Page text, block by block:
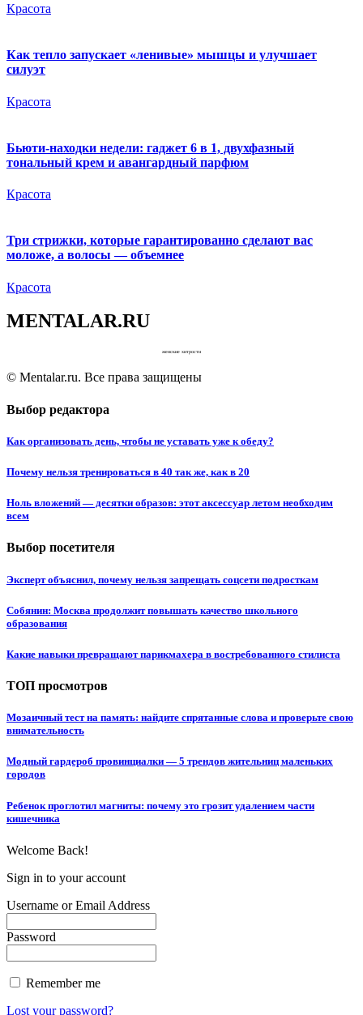
Красота
Как тепло запускает «ленивые» мышцы и улучшает
силуэт
Красота
Бьюти-находки недели: гаджет 6 в 1, двухфазный
тональный крем и авангардный парфюм
Красота
Три стрижки, которые гарантированно сделают вас
моложе, а волосы — объемнее
Красота
MENTALAR.RU
женские хитрости
© Mentalar.ru. Все права защищены
Выбор редактора
Как организовать день, чтобы не уставать уже к обеду?
Почему нельзя тренироваться в 40 так же, как в 20
Ноль вложений — десятки образов: этот аксессуар летом необходим
всем
Выбор посетителя
Эксперт объяснил, почему нельзя запрещать соцсети подросткам
Собянин: Москва продолжит повышать качество школьного
образования
Какие навыки превращают парикмахера в востребованного стилиста
ТОП просмотров
Мозаичный тест на память: найдите спрятанные слова и проверьте свою
внимательность
Модный гардероб провинциалки — 5 трендов жительниц маленьких
городов
Ребенок проглотил магниты: почему это грозит удалением части
кишечника
Welcome Back!
Sign in to your account
Username or Email Address
Password
Remember me
Lost your password?